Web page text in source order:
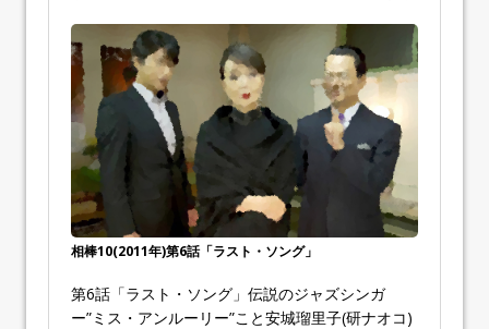
相棒10(2011年)第6話「ラスト・ソング」
第6話「ラスト・ソング」伝説のジャズシンガ
ー”ミス・アンルーリー”こと安城瑠里子(研ナオコ)